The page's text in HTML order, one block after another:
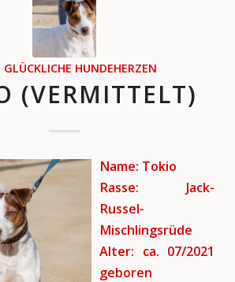
GLÜCKLICHE HUNDEHERZEN
(VERMITTELT)
Name: Tokio
Rasse: Jack-
Russel-
Mischlingsrüde
Alter: ca. 07/2021
geboren